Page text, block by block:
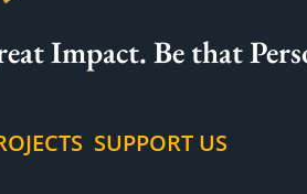
Impact. Be that
SUPPORT US